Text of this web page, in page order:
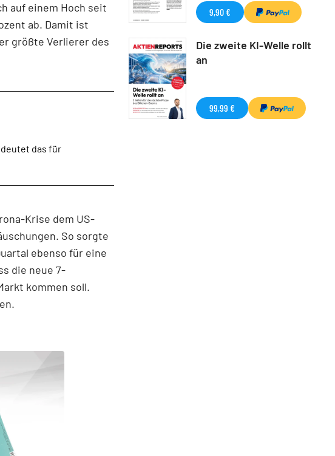
auf einem Hoch seit
ab. Damit ist
größte Verlierer des
das für
Krise dem US-
So sorgte
ebenso für eine
die neue 7-
kommen soll.
9,90 €
Die zweite KI-Welle rollt
an
99,99 €